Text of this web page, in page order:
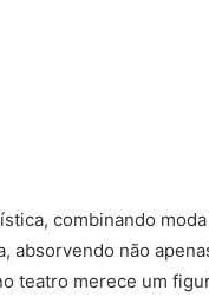
combinando
absorvendo não
teatro merece um